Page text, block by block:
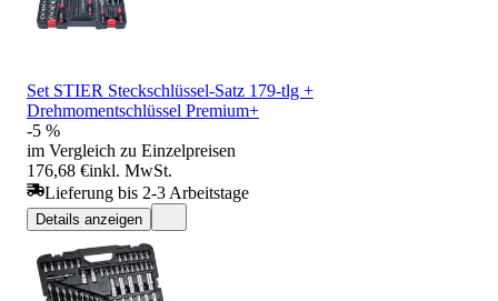
Set STIER Steckschlüssel-Satz 179-tlg +
Drehmomentschlüssel Premium+
-5 %
im Vergleich zu Einzelpreisen
176,68 €inkl. MwSt.
Lieferung bis 2-3 Arbeitstage
Details anzeigen